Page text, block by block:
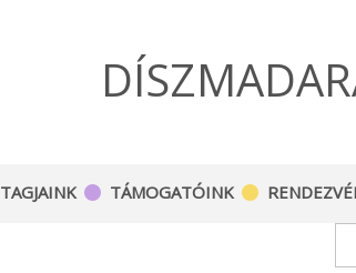
TAGJAINK TÁMOGATÓINK